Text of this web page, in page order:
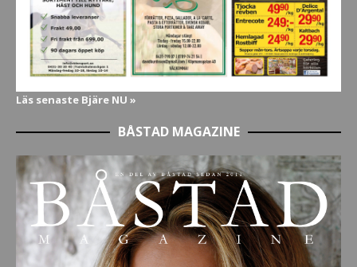
Läs senaste Bjäre NU »
BÅSTAD MAGAZINE